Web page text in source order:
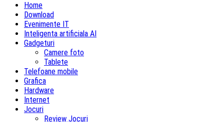
Home
Download
Evenimente IT
Inteligenta artificiala AI
Gadgeturi
Camere foto
Tablete
Telefoane mobile
Grafica
Hardware
Internet
Jocuri
Review Jocuri